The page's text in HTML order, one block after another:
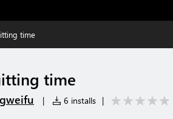
time
time
| 6 installs |